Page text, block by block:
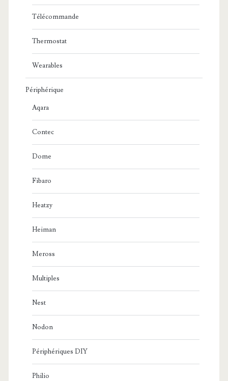
Télécommande
Thermostat
Wearables
Périphérique
Aqara
Contec
Dome
Fibaro
Heatzy
Heiman
Meross
Multiples
Nest
Nodon
Périphériques DIY
Philio